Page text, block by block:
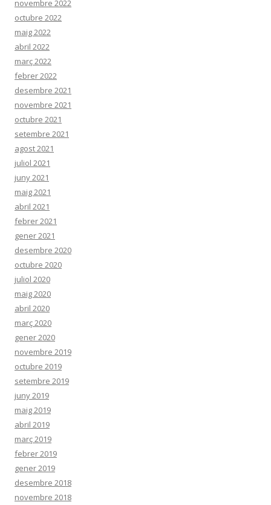
novembre 2022
octubre 2022
maig 2022
abril 2022
març 2022
febrer 2022
desembre 2021
novembre 2021
octubre 2021
setembre 2021
agost 2021
juliol 2021
juny 2021
maig 2021
abril 2021
febrer 2021
gener 2021
desembre 2020
octubre 2020
juliol 2020
maig 2020
abril 2020
març 2020
gener 2020
novembre 2019
octubre 2019
setembre 2019
juny 2019
maig 2019
abril 2019
març 2019
febrer 2019
gener 2019
desembre 2018
novembre 2018